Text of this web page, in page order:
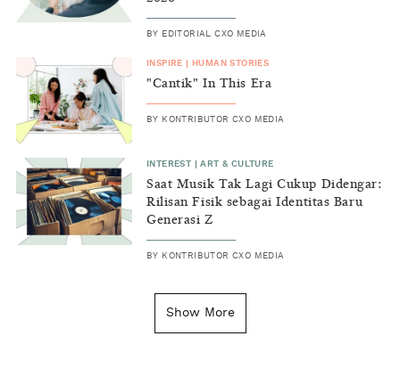
BY EDITORIAL CXO MEDIA
INSPIRE HUMAN STORIES
"Cantik" In This Era
BY KONTRIBUTOR CXO MEDIA
INTEREST |ART & CULTURE
Saat Musik Tak Lagi Cukup Didengar:
Rilisan Fisik sebagai Identitas Baru
Generasi Z
BY KONTRIBUTOR CXO MEDIA
Kenapa Tahun Baru Ditandai pada
Show More